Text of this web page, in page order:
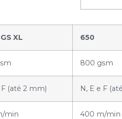
XL 650
800 gsm
F (até 2 mm) N, E e F
min 400 m/min